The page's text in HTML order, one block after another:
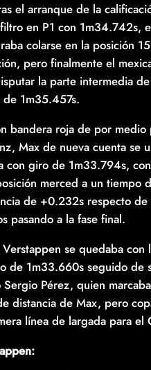
el arranque de la
en P1 con 1m34.742s,
colarse en la posición
pero finalmente el
la parte intermedia
de 1m35.457s.
bandera roja de por
Max de nueva cuenta se
con giro de 1m33.794s,
merced a un tiempo
de +0.232s respecto de
pasando a la fase final.
se quedaba con
de 1m33.660s seguido de
Pérez, quien
distancia de Max, pero
línea de largada para el